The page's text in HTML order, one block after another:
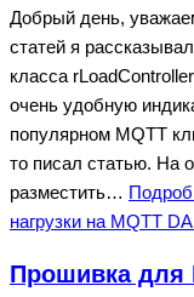
Добрый день,
статей я
класса
очень удобную
популярном MQTT
то писал статью. На
разместить…
нагрузки на MQTT
Прошивка для